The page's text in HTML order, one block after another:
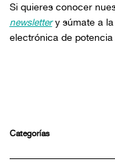
Si quieres conocer
newslettery súmate a la
electrónica de potencia
Categorías